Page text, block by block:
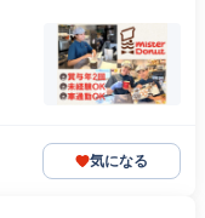
気になる